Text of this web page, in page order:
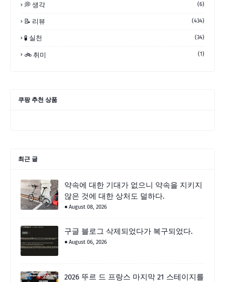
💭 생각 (6)
📝 리뷰 (434)
🧪 실천 (34)
🚲 취미 (1)
쿠팡 추천 상품
최근 글
약속에 대한 기대가 없으니 약속을 지키지
않은 것에 대한 상처도 덜하다.
August 08, 2026
구글 블로그 삭제되었다가 복구되었다.
August 06, 2026
2026 뚜르 드 프랑스 마지막 21 스테이지를